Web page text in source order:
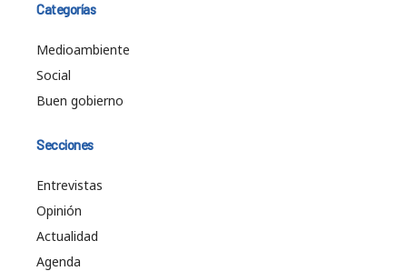
Categorías
Medioambiente
Social
Buen gobierno
Secciones
Entrevistas
Opinión
Actualidad
Agenda